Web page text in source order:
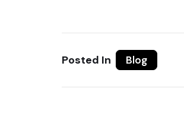
Posted In Blog